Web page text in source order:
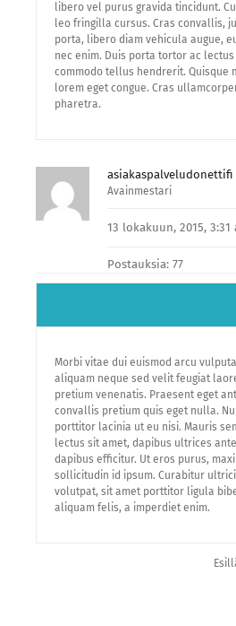
libero vel purus gravida tincidunt.
leo fringilla cursus. Cras convallis,
porta, libero diam vehicula augue,
nec enim. Duis porta tortor ac
commodo tellus hendrerit. Quisque
lorem eget congue. Cras
pharetra.
asiakaspalveludonettifi
Avainmestari
13 lokakuun, 2015, 3:31
Postauksia: 77
Morbi vitae dui euismod arcu
aliquam neque sed velit feugiat
pretium venenatis. Praesent eget
convallis pretium quis eget nulla.
porttitor lacinia ut eu nisi. Mauris
lectus sit amet, dapibus ultrices
dapibus efficitur. Ut eros purus,
sollicitudin id ipsum. Curabitur
volutpat, sit amet porttitor ligula
aliquam felis, a imperdiet enim.